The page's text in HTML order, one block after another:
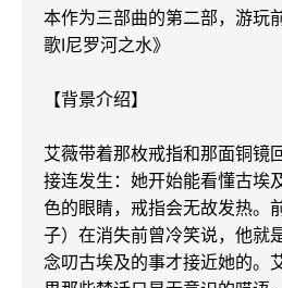
本作为三部曲的第二部，游玩
歌Ⅰ尼罗河之水》
【背景介绍】
艾薇带着那枚戒指和那面铜镜
接连发生：她开始能看懂古埃
色的眼睛，戒指会无故发热。
子）在消失前曾冷笑说，他就
念叨古埃及的事才接近她的。